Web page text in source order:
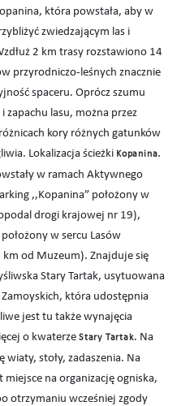
która powstała, aby w
zwiedzającym las i
2 km trasy rozstawiono 14
przyrodniczo-leśnych znacznie
spaceru. Oprócz szumu
zapachu lasu, można przez
kory różnych gatunków
Lokalizacja ścieżki Kopanina.
w ramach Aktywnego
,,Kopanina” położony w
drogi krajowej nr 19),
w sercu Lasów
km od Muzeum). Znajduje się
Stary Tartak, usytuowana
która udostępnia
jest tu także wynajęcia
o kwaterze Stary Tartak. Na
wiaty, stoły, zadaszenia. Na
na organizację ogniska,
otrzymaniu wcześniej zgody